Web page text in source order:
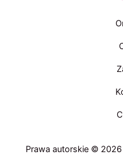
Prawa autorskie ©